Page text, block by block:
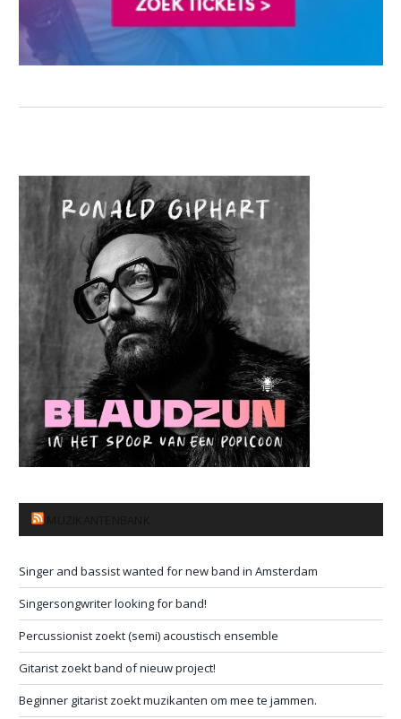
Singer and bassist wanted for new band in Amsterdam
Singersongwriter looking for band!
Percussionist zoekt (semi) acoustisch ensemble
Gitarist zoekt band of nieuw project!
Beginner gitarist zoekt muzikanten om mee te jammen.